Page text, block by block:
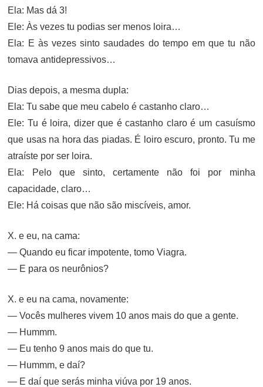
Ela: Mas dá 3!
Ele: Às vezes tu podias ser menos loira…
Ela: E às vezes sinto saudades do tempo em que tu não
tomava antidepressivos…
Dias depois, a mesma dupla:
Ela: Tu sabe que meu cabelo é castanho claro…
Ele: Tu é loira, dizer que é castanho claro é um casuísmo
que usas na hora das piadas. É loiro escuro, pronto. Tu me
atraíste por ser loira.
Ela: Pelo que sinto, certamente não foi por minha
capacidade, claro…
Ele: Há coisas que não são miscíveis, amor.
X. e eu, na cama:
— Quando eu ficar impotente, tomo Viagra.
— E para os neurônios?
X. e eu na cama, novamente:
— Vocês mulheres vivem 10 anos mais do que a gente.
— Hummm.
— Eu tenho 9 anos mais do que tu.
— Hummm, e daí?
— E daí que serás minha viúva por 19 anos.